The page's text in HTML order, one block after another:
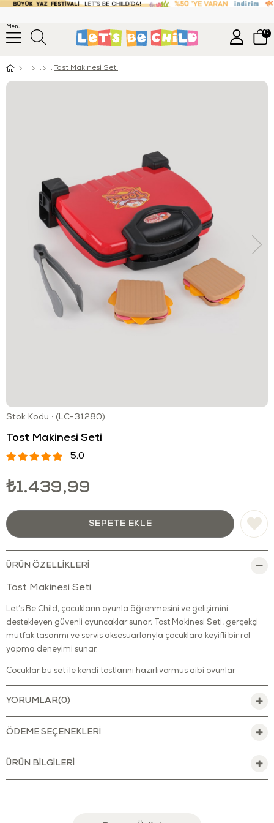
Menu
0
Tost Makinesi Seti
Stok Kodu (LC-31280)
Tost Makinesi Seti
5.0
₺1.439,99
ÜRÜN ÖZELLIKLERI
Tost Makinesi Seti
Let’s Be Child, çocukların oyunla öğrenmesini ve gelişimini
destekleyen güvenli oyuncaklar sunar. Tost Makinesi Seti, gerçekçi
mutfak tasarımı ve servis aksesuarlarıyla çocuklara keyifli bir rol
yapma deneyimi sunar.
Çocuklar bu set ile kendi tostlarını hazırlıyormuş gibi oyunlar
kurabilir, mutfak rutinlerini eğlenceli bir şekilde keşfedebilir. Tost
parçalarını yerleştirme, servis etme ve farklı oyun senaryoları
yaşam becerilerini de geliştirir.
Mutfak temalı taklit oyunları sayesinde çocuklar sosyal becerilerini
güçlendirir, paylaşmayı öğrenir ve aile bireyleriyle etkileşimli
YORUMLAR(0)
ÖDEME SEÇENEKLERI
ÜRÜN BILGILERI